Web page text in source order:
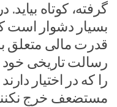
گرفته، کوتاه
بسیار دشوار است
قدرت مالی متعلق
رسالت تاریخی خود
را که در اختیار
مستضعف خرج